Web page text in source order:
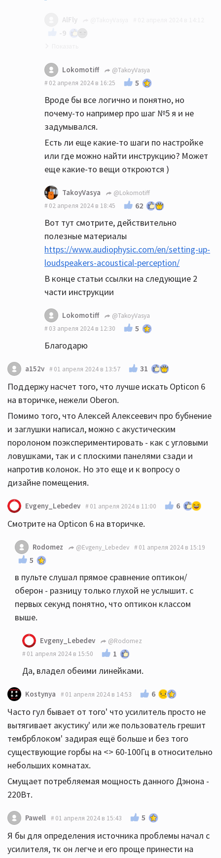
AlFly
-9
Золотая инструкция! Пришёл к тем же
выводам опытным путём.
Lokomotiff
@TakoyVasya
02 апреля 2024 в 16:25
5
Вроде бы все логично и понятно, но
почему-то например про шаг №5 я и не
задумывался.
Есть ли еще какие-то шаги по настройке
или где можно найти инструкцию? Может
еще какие-то вещи откроются )
TakoyVasya
@Lokomotiff
02 апреля 2024 в 18:45
62
Вот тут смотрите, действительно
полезные материалы
https://www.audiophysic.com/en/setting-up-
loudspeakers-acoustical-perception/
В конце статьи ссылки на следующие 2
части инструкции
Lokomotiff
@TakoyVasya
03 апреля 2024 в 12:30
5
Благодарю
a152v 01 апреля 2024 в 13:57 31
Поддержу насчет того, что лучше искать Opticon 6
на вторичке, нежели Oberon.
Помимо того, что Алексей Алексеевич про бубнение
и заглушки написал, можно с акустическим
поролоном поэкспериментировать - как с угловыми
ловушками, так и с плоскими панелями сзади и
напротив колонок. Но это еще и к вопросу о
дизайне помещения.
Evgeny_Lebedev 01 апреля 2024 в 11:00 6
Смотрите на Opticon 6 на вторичке.
Rodomez @Evgeny_Lebedev 01 апреля 2024 в 15:19
5
в пульте слушал прямое сравнение оптикон/
оберон - разницу только глухой не услышит. с
первых секунд понятно, что оптикон классом
выше.
Evgeny_Lebedev
@Rodomez
01 апреля 2024 в 15:50
1
Да, владел обеими линейками.
Kostynya 01 апреля 2024 в 14:53 6
Часто гул бывает от того' что усилитель просто не
вытягивает акустику' или же пользователь грешит
тембрблоком' задирая ещё больше и без того
существующие горбы на <> 60-100Гц в относительно
небольших комнатах.
Смущает потребляемая мощность данного Дэнона -
220Вт.
Pawell 01 апреля 2024 в 15:43 5
Я бы для определения источника проблемы начал с
усилителя, тк он легче и его проще принести на